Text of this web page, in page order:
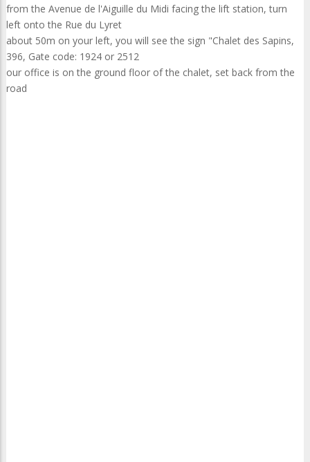
from the Avenue de l'Aiguille du Midi facing the lift station, turn
left onto the Rue du Lyret
about 50m on your left, you will see the sign "Chalet des Sapins,
396, Gate code: 1924 or 2512
our office is on the ground floor of the chalet, set back from the
road